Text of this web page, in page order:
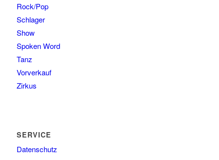
Rock/Pop
Schlager
Show
Spoken Word
Tanz
Vorverkauf
Zirkus
SERVICE
Datenschutz